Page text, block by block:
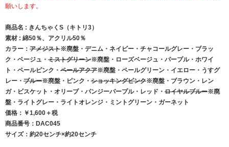
願いします。
商品名 : きんちゃくS（キトリ3）
素材 : 綿50％、アクリル50％
カラー： アメジスト※廃盤・デニム・ネイビー・チャコールグレー・ブラッ
ク・ベージュ・ ミストグリーン※廃盤・ローズベージュ・パープル・ホワイ
ト・ペールピンク・ ペールアクア※廃盤・ペールグリーン・イエロー・うすグ
レー・ ブルー※廃盤・ピンク・ ショッキングピンク※廃盤・ブラウン・レン
ガ・ビスケット・オリーブ・パンジーパープル・レッド・ ロイヤルブルー※廃
盤・ライトグレー・ライトオレンジ・ミントグリーン・ガーネット
価格：￥1,600＋税
商品番号：DAC045
サイズ：約20センチ×約20センチ